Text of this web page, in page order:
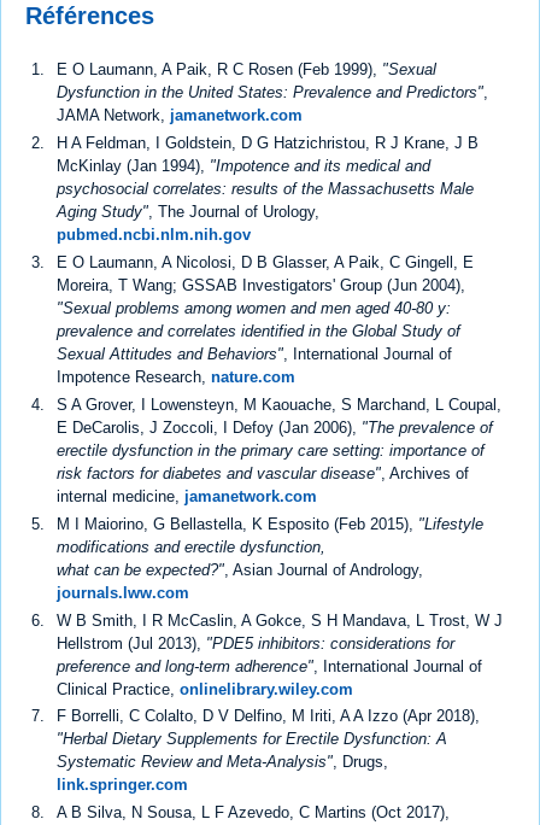
Références
E O Laumann, A Paik, R C Rosen (Feb 1999), "Sexual
Dysfunction in the United States: Prevalence and Predictors",
JAMA Network, jamanetwork.com
H A Feldman, I Goldstein, D G Hatzichristou, R J Krane, J B
McKinlay (Jan 1994), "Impotence and its medical and
psychosocial correlates: results of the Massachusetts Male
Aging Study", The Journal of Urology,
pubmed.ncbi.nlm.nih.gov
E O Laumann, A Nicolosi, D B Glasser, A Paik, C Gingell, E
Moreira, T Wang; GSSAB Investigators' Group (Jun 2004),
"Sexual problems among women and men aged 40-80 y:
prevalence and correlates identified in the Global Study of
Sexual Attitudes and Behaviors" , International Journal of
Impotence Research, nature.com
S A Grover, I Lowensteyn, M Kaouache, S Marchand, L Coupal,
E DeCarolis, J Zoccoli, I Defoy (Jan 2006), "The prevalence of
erectile dysfunction in the primary care setting: importance of
risk factors for diabetes and vascular disease" , Archives of
internal medicine, jamanetwork.com
M I Maiorino, G Bellastella, K Esposito (Feb 2015), "Lifestyle
modifications and erectile dysfunction,
what can be expected?" , Asian Journal of Andrology,
journals.lww.com
W B Smith, I R McCaslin, A Gokce, S H Mandava, L Trost, W J
Hellstrom (Jul 2013), "PDE5 inhibitors: considerations for
preference and long-term adherence" , International Journal of
Clinical Practice, onlinelibrary.wiley.com
F Borrelli, C Colalto, D V Delfino, M Iriti, A A Izzo (Apr 2018),
"Herbal Dietary Supplements for Erectile Dysfunction: A
Systematic Review and Meta-Analysis", Drugs,
link.springer.com
A B Silva, N Sousa, L F Azevedo, C Martins (Oct 2017),